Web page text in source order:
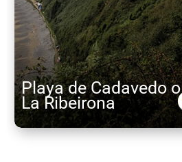
Playa de Cadavedo o
La Ribeirona